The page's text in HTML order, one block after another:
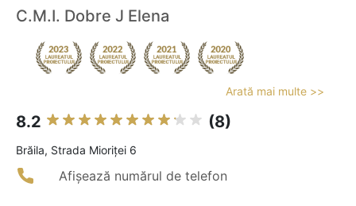
C.M.I. Dobre J Elena
Arată mai multe >>
8.2 (8)
Brăila, Strada Mioriţei 6
Afișează numărul de telefon